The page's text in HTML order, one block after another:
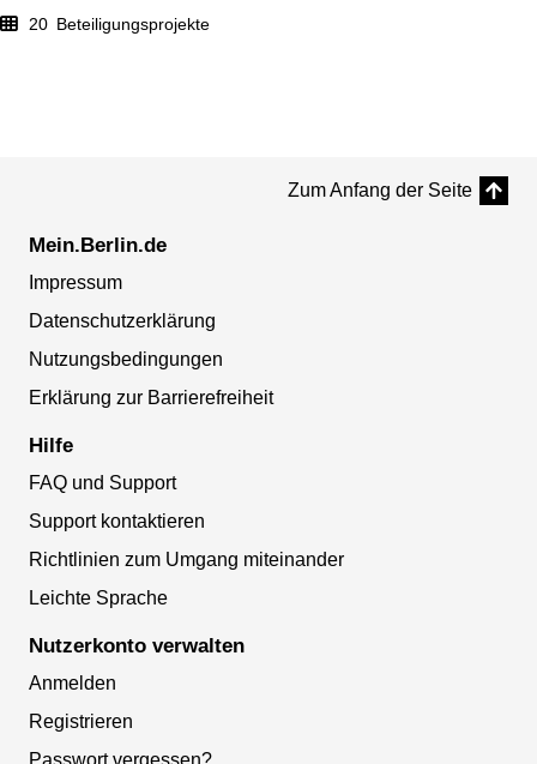
20 Beteiligungsprojekte
Zum Anfang der Seite
Mein.Berlin.de
Impressum
Datenschutzerklärung
Nutzungsbedingungen
Erklärung zur Barrierefreiheit
Hilfe
FAQ und Support
Support kontaktieren
Richtlinien zum Umgang miteinander
Leichte Sprache
Nutzerkonto verwalten
Anmelden
Registrieren